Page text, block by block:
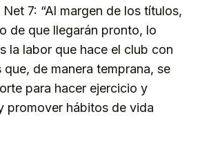
7: “Al margen de los títulos,
de que llegarán pronto, lo
la labor que hace el club con
que, de manera temprana, se
para hacer ejercicio y
promover hábitos de vida